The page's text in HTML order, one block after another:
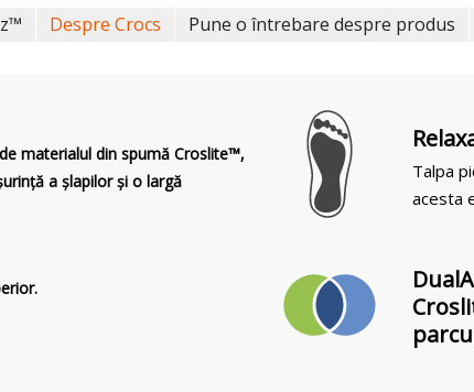
Despre Crocs Pune o întrebare despre produs
materialul din spumă Croslite™,
a șlapilor și o largă
Talpa
acesta
Dual